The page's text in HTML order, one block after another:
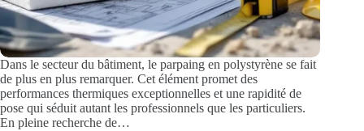
Dans le secteur du bâtiment, le parpaing en polystyrène se fait
de plus en plus remarquer. Cet élément promet des
performances thermiques exceptionnelles et une rapidité de
pose qui séduit autant les professionnels que les particuliers.
En pleine recherche de…